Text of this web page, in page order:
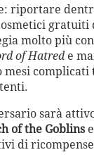
riportare
gratuiti
molto più
of Hatrede
mesi
sarà
of the Goblinse
di